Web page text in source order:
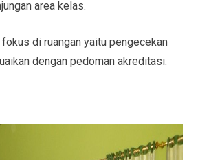
area kelas.
di ruangan yaitu pengecekan
dengan pedoman akreditasi.